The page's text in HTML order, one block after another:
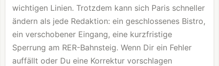
wichtigen Linien. Trotzdem kann sich Paris schneller
ändern als jede Redaktion: ein geschlossenes Bistro,
ein verschobener Eingang, eine kurzfristige
Sperrung am RER-Bahnsteig. Wenn Dir ein Fehler
auffällt oder Du eine Korrektur vorschlagen